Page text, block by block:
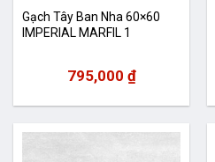
Gạch Tây Ban Nha 60×60
IMPERIAL MARFIL 1
795,000 ₫